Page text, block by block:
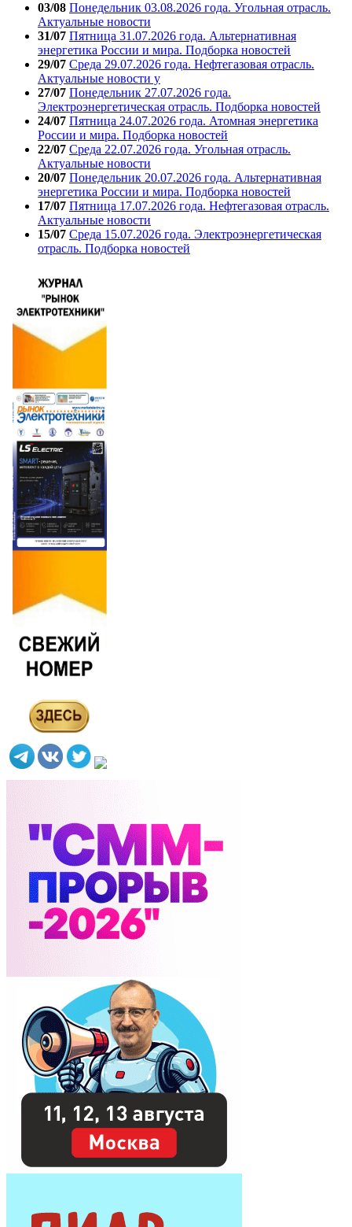
03/08 Понедельник 03.08.2026 года. Угольная отрасль.
Актуальные новости
31/07 Пятница 31.07.2026 года. Альтернативная
энергетика России и мира. Подборка новостей
29/07 Среда 29.07.2026 года. Нефтегазовая отрасль.
Актуальные новости у
27/07 Понедельник 27.07.2026 года.
Электроэнергетическая отрасль. Подборка новостей
24/07 Пятница 24.07.2026 года. Атомная энергетика
России и мира. Подборка новостей
22/07 Среда 22.07.2026 года. Угольная отрасль.
Актуальные новости
20/07 Понедельник 20.07.2026 года. Альтернативная
энергетика России и мира. Подборка новостей
17/07 Пятница 17.07.2026 года. Нефтегазовая отрасль.
Актуальные новости
15/07 Среда 15.07.2026 года. Электроэнергетическая
отрасль. Подборка новостей